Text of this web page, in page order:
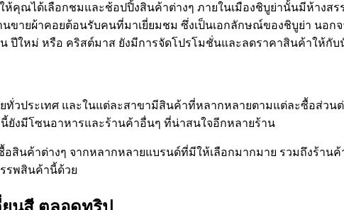
ณได้เลือกชมและช้อปปิ้งสินค้าต่างๆ ภายในเมืองชิบูย่านั้นมีห้างสรรพ
ขายผ้าคอยต้อนรับคนที่มาเยี่ยมชม ซึ่งเป็นเอกลักษณ์ของชิบูย่า นอ
ปีใหม่ หรือ คริสต์มาส ยังมีการจัดโปรโมชั่นและลดราคาสินค้าให้กับ
ประเทศ และในแต่ละสาขามีสินค้าที่หลากหลายตามแต่ละซื้อส่วนต่
ยังมีโซนอาหารและร้านค้าอื่นๆ ที่น่าสนใจอีกหลายร้าน
สินค้าต่างๆ จากหลากหลายแบรนด์ที่มีให้เลือกมากมาย รวมถึงร้า
รพสินค้านี้ด้วย